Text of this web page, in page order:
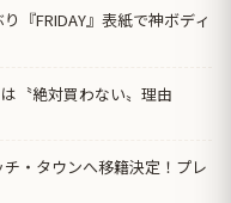
『FRIDAY』表紙で神ボディ
〝絶対買わない〟理由
・タウンへ移籍決定！プレ